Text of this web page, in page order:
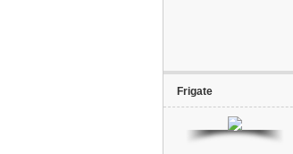
Frigate